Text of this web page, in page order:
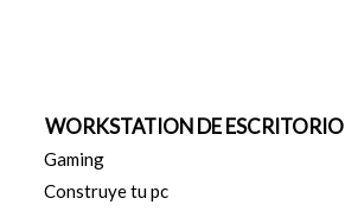
WORKSTATION DE ESCRITORIO
Gaming
Construye tu pc